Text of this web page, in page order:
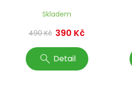
Skladem
490 Kč 390 Kč
Detail